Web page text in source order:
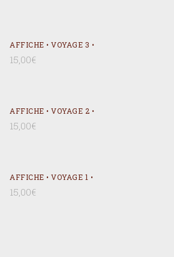
AFFICHE • VOYAGE 3 •
15,00€
AFFICHE • VOYAGE 2 •
15,00€
AFFICHE • VOYAGE 1 •
15,00€